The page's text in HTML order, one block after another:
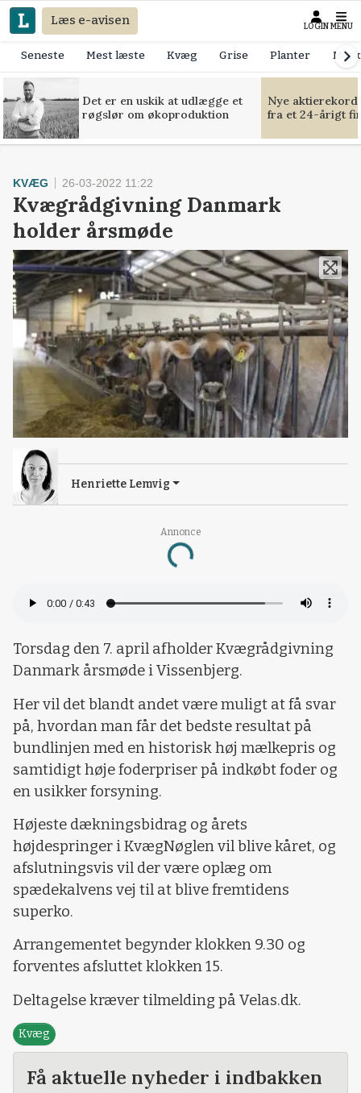
Læs e-avisen LOGIN MENU
Seneste Mest læste Kvæg Grise Planter
Det er en uskik at udlægge et
røgslør om økoproduktion
Nye
fra et 24-årigt
Annonce
Loading...
KVÆG 26-03-2022 11:22
Kvægrådgivning Danmark
holder årsmøde
Henriette Lemvig
Torsdag den 7. april afholder Kvægrådgivning
Danmark årsmøde i Vissenbjerg.
Her vil det blandt andet være muligt at få svar
på, hvordan man får det bedste resultat på
bundlinjen med en historisk høj mælkepris og
samtidigt høje foderpriser på indkøbt foder og
en usikker forsyning.
Højeste dækningsbidrag og årets
højdespringer i KvægNøglen vil blive kåret, og
afslutningsvis vil der være oplæg om
spædekalvens vej til at blive fremtidens
superko.
Arrangementet begynder klokken 9.30 og
forventes afsluttet klokken 15.
Deltagelse kræver tilmelding på Velas.dk.
Kvæg
Få aktuelle nyheder i indbakken